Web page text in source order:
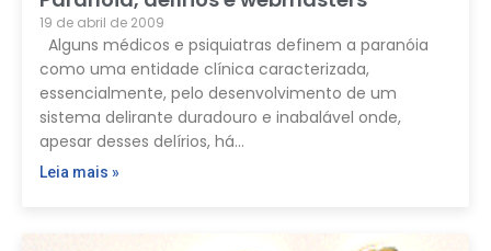
19 de abril de 2009
Alguns médicos e psiquiatras definem a paranóia
como uma entidade clínica caracterizada,
essencialmente, pelo desenvolvimento de um
sistema delirante duradouro e inabalável onde,
apesar desses delírios, há…
Leia mais »